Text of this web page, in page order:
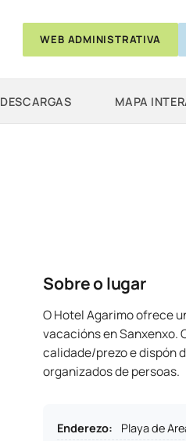
WEB ADMINISTRATIVA
DESCARGAS MAPA
Sobre o lugar
O Hotel Agarimo ofrece
vacacións en Sanxenxo.
calidade/prezo e dispón
organizados de persoas.
Enderezo:
Playa de